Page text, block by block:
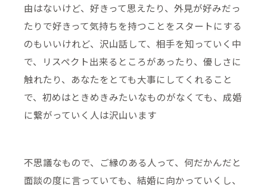
由はないけど、好きって思えたり、外見が好みだっ
たりで好きって気持ちを持つことをスタートにする
のもいいけれど、沢山話して、相手を知っていく中
で、リスペクト出来るところがあったり、優しさに
触れたり、あなたをとても大事にしてくれること
で、初めはときめきみたいなものがなくても、成婚
に繋がっていく人は沢山います
不思議なもので、ご縁のある人って、何だかんだと
面談の度に言っていても、結婚に向かっていくし、